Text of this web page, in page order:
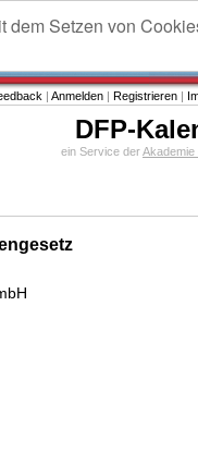
Setzen von
| Anmelden | Registrieren |
DFP-
ein Service der